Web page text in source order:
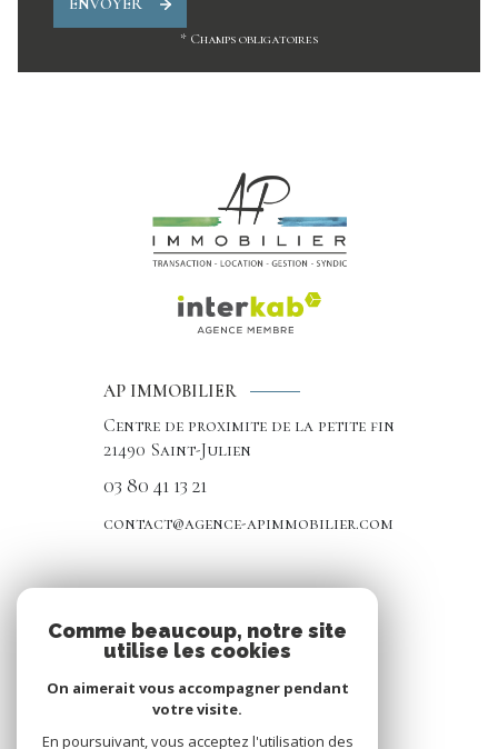
ENVOYER
* Champs obligatoires
AP IMMOBILIER
Centre de proximite de la petite fin
21490 Saint-Julien
03 80 41 13 21
contact@agence-apimmobilier.com
Nous suivre
Comme beaucoup, notre site
utilise les cookies
On aimerait vous accompagner pendant
votre visite.
En poursuivant, vous acceptez l'utilisation des